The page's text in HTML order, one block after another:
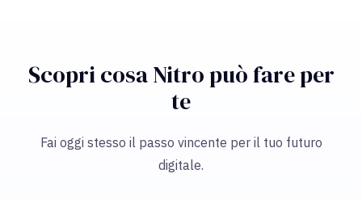
Scopri cosa Nitro può fare per
te
Fai oggi stesso il passo vincente per il tuo futuro
digitale.